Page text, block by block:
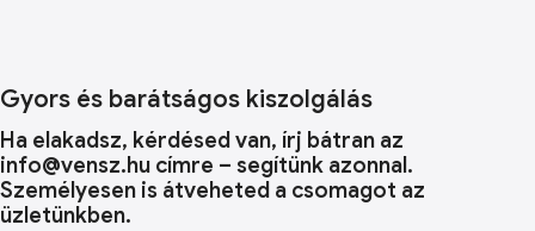
Gyors és barátságos kiszolgálás
Ha elakadsz, kérdésed van, írj bátran az
info@vensz.hu címre – segítünk azonnal.
Személyesen is átveheted a csomagot az
üzletünkben.